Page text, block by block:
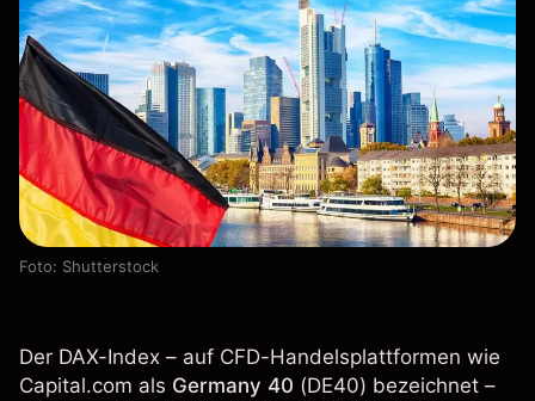
Foto: Shutterstock
Der DAX-Index – auf CFD-Handelsplattformen wie
Capital.com als Germany 40 (DE40) bezeichnet –